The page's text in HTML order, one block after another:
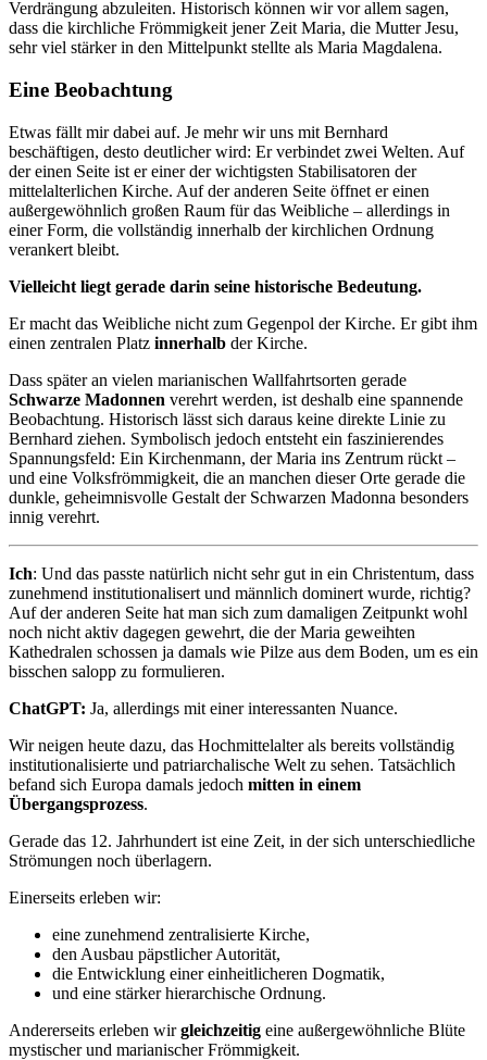
Verdrängung abzuleiten. Historisch können wir vor allem sagen,
dass die kirchliche Frömmigkeit jener Zeit Maria, die Mutter Jesu,
sehr viel stärker in den Mittelpunkt stellte als Maria Magdalena.
Eine Beobachtung
Etwas fällt mir dabei auf. Je mehr wir uns mit Bernhard
beschäftigen, desto deutlicher wird: Er verbindet zwei Welten. Auf
der einen Seite ist er einer der wichtigsten Stabilisatoren der
mittelalterlichen Kirche. Auf der anderen Seite öffnet er einen
außergewöhnlich großen Raum für das Weibliche – allerdings in
einer Form, die vollständig innerhalb der kirchlichen Ordnung
verankert bleibt.
Vielleicht liegt gerade darin seine historische Bedeutung.
Er macht das Weibliche nicht zum Gegenpol der Kirche. Er gibt ihm
einen zentralen Platz innerhalb der Kirche.
Dass später an vielen marianischen Wallfahrtsorten gerade
Schwarze Madonnen verehrt werden, ist deshalb eine spannende
Beobachtung. Historisch lässt sich daraus keine direkte Linie zu
Bernhard ziehen. Symbolisch jedoch entsteht ein faszinierendes
Spannungsfeld: Ein Kirchenmann, der Maria ins Zentrum rückt –
und eine Volksfrömmigkeit, die an manchen dieser Orte gerade die
dunkle, geheimnisvolle Gestalt der Schwarzen Madonna besonders
innig verehrt.
Ich: Und das passte natürlich nicht sehr gut in ein Christentum, dass
zunehmend institutionalisert und männlich dominert wurde, richtig?
Auf der anderen Seite hat man sich zum damaligen Zeitpunkt wohl
noch nicht aktiv dagegen gewehrt, die der Maria geweihten
Kathedralen schossen ja damals wie Pilze aus dem Boden, um es ein
bisschen salopp zu formulieren.
ChatGPT: Ja, allerdings mit einer interessanten Nuance.
Wir neigen heute dazu, das Hochmittelalter als bereits vollständig
institutionalisierte und patriarchalische Welt zu sehen. Tatsächlich
befand sich Europa damals jedoch mitten in einem
Übergangsprozess.
Gerade das 12. Jahrhundert ist eine Zeit, in der sich unterschiedliche
Strömungen noch überlagern.
Einerseits erleben wir:
eine zunehmend zentralisierte Kirche,
den Ausbau päpstlicher Autorität,
die Entwicklung einer einheitlicheren Dogmatik,
und eine stärker hierarchische Ordnung.
Andererseits erleben wirgleichzeitig eine außergewöhnliche Blüte
mystischer und marianischer Frömmigkeit.